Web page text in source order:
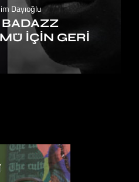
Dayıoğlu
BADAZZ
IÇIN GERI